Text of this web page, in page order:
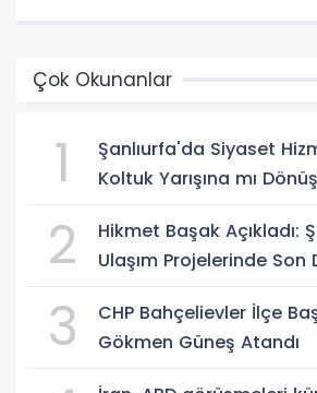
Çok Okunanlar
1
Şanlıurfa'da Siyaset
Koltuk Yarışına mı
2
Hikmet Başak Açıkladı:
Ulaşım Projelerinde Son
3
CHP Bahçelievler İlçe
Gökmen Güneş Atandı